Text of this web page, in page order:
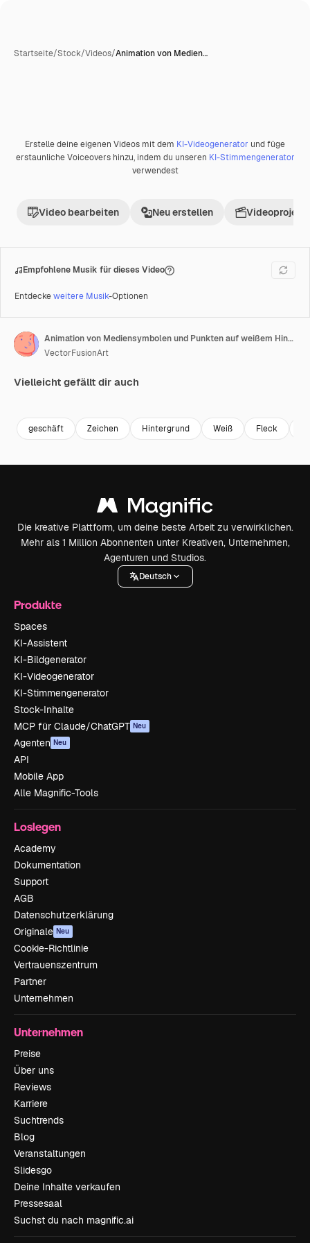
Startseite/Stock/Videos/Animation von Medien…
PremiumKI-generiert
Erstelle deine eigenen Videos mit dem KI-Videogenerator und füge
erstaunliche Voiceovers hinzu, indem du unseren KI-Stimmengenerator
verwendest
Video bearbeiten Neu erstellen Videoprojekt
Empfohlene Musik für dieses Video
Entdeckeweitere Musik-Optionen
Animation von Mediensymbolen und Punkten auf weißem Hintergrund.
VectorFusionArt
Vielleicht gefällt dir auch
geschäft Zeichen Hintergrund Weiß Fleck
Die kreative Plattform, um deine beste Arbeit zu verwirklichen.
Mehr als 1 Million Abonnenten unter Kreativen, Unternehmen,
Agenturen und Studios.
Deutsch
Produkte
Spaces
KI-Assistent
KI-Bildgenerator
KI-Videogenerator
KI-Stimmengenerator
Stock-Inhalte
MCP für Claude/ChatGPT Neu
Agenten Neu
API
Mobile App
Alle Magnific-Tools
Loslegen
Academy
Dokumentation
Support
AGB
Datenschutzerklärung
Originale Neu
Cookie-Richtlinie
Vertrauenszentrum
Partner
Unternehmen
Unternehmen
Preise
Über uns
Reviews
Karriere
Suchtrends
Blog
Veranstaltungen
Slidesgo
Deine Inhalte verkaufen
Pressesaal
Suchst du nach magnific.ai